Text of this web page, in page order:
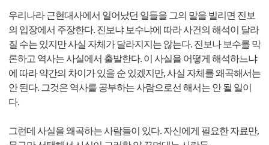
우리나라 근현대사에서 일어났던 일들을 그의 말을 빌리면 진보
의 입장에서 주장한다. 진보냐 보수냐에 따라 사건의 해석이 달라
질 수는 있지만 사실 자체가 달라지지는 않는다. 진보나 보수를 막
론하고 역사는 사실에서 출발한다. 이 사실을 어떻게 해석하느냐
에 따라 약간의 차이가 있을 순 있겠지만, 사실 자체를 왜곡해서는
안 된다. 그것은 역사를 공부하는 사람으로선 해서는 안 될 일이
다.
그런데 사실을 왜곡하는 사람들이 있다. 자신에게 필요한 자료만,